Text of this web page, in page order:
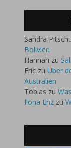
Sandra
Bolivien
Hannah zu
Eric zu Über
Australien
Tobias zu
Ilona Enz zu